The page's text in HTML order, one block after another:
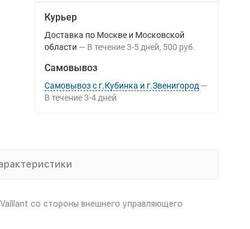
Курьер
Доставка по Москве и Московской
области
В течение 3-5 дней 500 руб.
Самовывоз
Самовывоз с г.Кубинка и г.Звенигород
В течение 3-4 дней
со стороны внешнего управляющего